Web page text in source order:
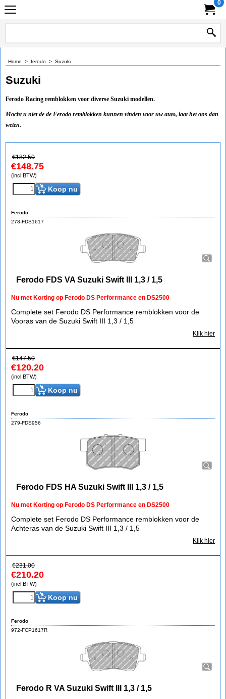
0
Home > ferodo > Suzuki
Suzuki
Ferodo Racing remblokken voor diverse Suzuki modellen.
Mocht u niet de de Ferodo remblokken kunnen vinden voor uw auto, laat het ons dan
weten.
€182.50
€148.75
(incl BTW)
Koop nu
Ferodo
278-FDS1617
Ferodo FDS VA Suzuki Swift III 1,3 / 1,5
Nu met Korting op Ferodo DS Perforrmance en DS2500
Complete set Ferodo DS Performance remblokken voor de
Vooras van de Suzuki Swift III 1,3 / 1,5
Klik hier
€147.50
€120.20
(incl BTW)
Koop nu
Ferodo
279-FDS956
Ferodo FDS HA Suzuki Swift III 1,3 / 1,5
Nu met Korting op Ferodo DS Perforrmance en DS2500
Complete set Ferodo DS Performance remblokken voor de
Achteras van de Suzuki Swift III 1,3 / 1,5
Klik hier
€231.00
€210.20
(incl BTW)
Koop nu
Ferodo
972-FCP1617R
Ferodo R VA Suzuki Swift III 1,3 / 1,5